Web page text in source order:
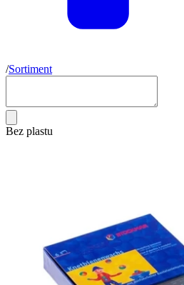
/Sortiment
Bez plastu